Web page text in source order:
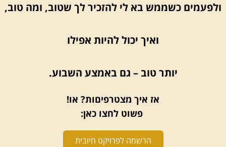
ולפעמים כשממש בא לי להזכיר לך שטוב, ומה טוב,
ואיך יכול להיות אפילו
יותר טוב – גם באמצע השבוע.
אז איך מצטרפיםות? או!
פשוט לחצו כאן:
הרשמה לפרויקט חיובית